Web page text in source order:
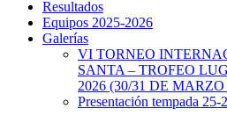
Resultados
Equipos 2025-2026
Galerías
VI TORNEO
SANTA – TROFEO
2026 (30/31 DE
Presentación tempada